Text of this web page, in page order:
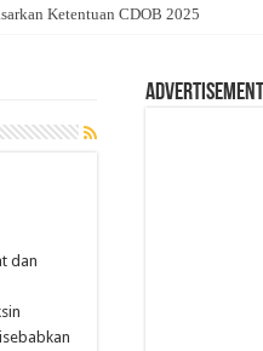
Ketentuan CDOB 2025
dan
Advertisement